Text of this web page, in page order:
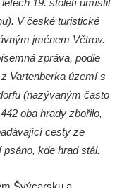
V české turistické
jménem Větrov.
zpráva, podle
Vartenberka území s
(nazývaným často
oba hrady zbořilo,
cesty ze
kde hrad stál.